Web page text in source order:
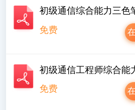
初级通信综合能力三色
免费
初级通信工程师综合能
免费